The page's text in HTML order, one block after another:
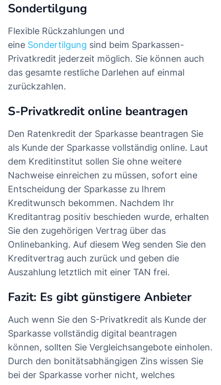
Sondertilgung
Flexible Rückzahlungen und
eine Sondertilgung sind beim Sparkassen-
Privatkredit jederzeit möglich. Sie können auch
das gesamte restliche Darlehen auf einmal
zurückzahlen.
S-Privatkredit online beantragen
Den Ratenkredit der Sparkasse beantragen Sie
als Kunde der Sparkasse vollständig online. Laut
dem Kreditinstitut sollen Sie ohne weitere
Nachweise einreichen zu müssen, sofort eine
Entscheidung der Sparkasse zu Ihrem
Kreditwunsch bekommen. Nachdem Ihr
Kreditantrag positiv beschieden wurde, erhalten
Sie den zugehörigen Vertrag über das
Onlinebanking. Auf diesem Weg senden Sie den
Kreditvertrag auch zurück und geben die
Auszahlung letztlich mit einer TAN frei.
Fazit: Es gibt günstigere Anbieter
Auch wenn Sie den S-Privatkredit als Kunde der
Sparkasse vollständig digital beantragen
können, sollten Sie Vergleichsangebote einholen.
Durch den bonitätsabhängigen Zins wissen Sie
bei der Sparkasse vorher nicht, welches